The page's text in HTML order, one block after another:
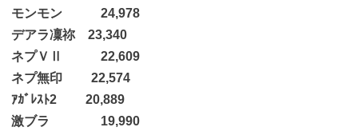
モンモン 24,978
デアラ凜祢 23,340
ネプＶⅡ 22,609
ネプ無印 22,574
ｱｶﾞﾚｽﾄ2 20,889
激ブラ 19,990